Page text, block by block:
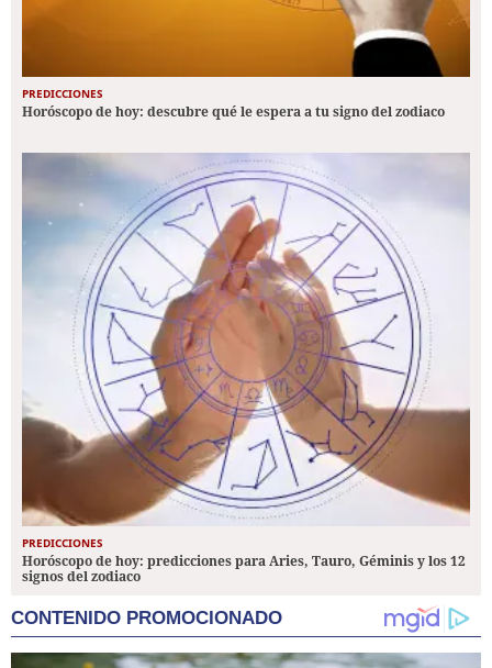
PREDICCIONES
Horóscopo de hoy: descubre qué le espera a tu signo del zodiaco
PREDICCIONES
Horóscopo de hoy: predicciones para Aries, Tauro, Géminis y los 12
signos del zodiaco
CONTENIDO PROMOCIONADO